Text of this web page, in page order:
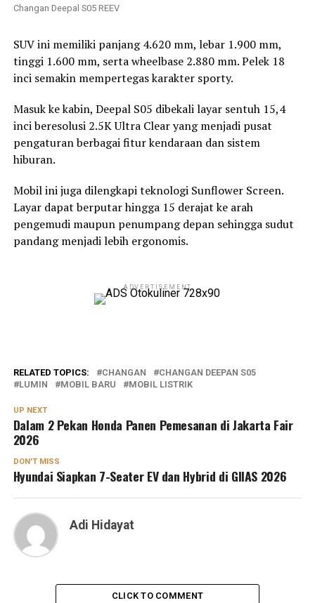
Changan Deepal S05 REEV
SUV ini memiliki panjang 4.620 mm, lebar 1.900 mm,
tinggi 1.600 mm, serta wheelbase 2.880 mm. Pelek 18
inci semakin mempertegas karakter sporty.
Masuk ke kabin, Deepal S05 dibekali layar sentuh 15,4
inci beresolusi 2.5K Ultra Clear yang menjadi pusat
pengaturan berbagai fitur kendaraan dan sistem
hiburan.
Mobil ini juga dilengkapi teknologi Sunflower Screen.
Layar dapat berputar hingga 15 derajat ke arah
pengemudi maupun penumpang depan sehingga sudut
pandang menjadi lebih ergonomis.
ADVERTISEMENT
RELATED TOPICS: CHANGAN
CHANGAN DEEPAN S05
LUMIN
MOBIL BARU MOBIL LISTRIK
UP NEXT
Dalam 2 Pekan Honda Panen Pemesanan di Jakarta Fair
2026
DON'T MISS
Hyundai Siapkan 7-Seater EV dan Hybrid di GIIAS 2026
Adi Hidayat
CLICK TO COMMENT